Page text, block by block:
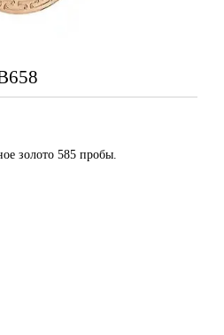
золото 585 пробы.